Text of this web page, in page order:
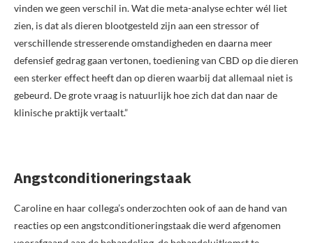
vinden we geen verschil in. Wat die meta-analyse echter wél liet
zien, is dat als dieren blootgesteld zijn aan een stressor of
verschillende stresserende omstandigheden en daarna meer
defensief gedrag gaan vertonen, toediening van CBD op die dieren
een sterker effect heeft dan op dieren waarbij dat allemaal niet is
gebeurd. De grote vraag is natuurlijk hoe zich dat dan naar de
klinische praktijk vertaalt.”
Angstconditioneringstaak
Caroline en haar collega’s onderzochten ook of aan de hand van
reacties op een angstconditioneringstaak die werd afgenomen